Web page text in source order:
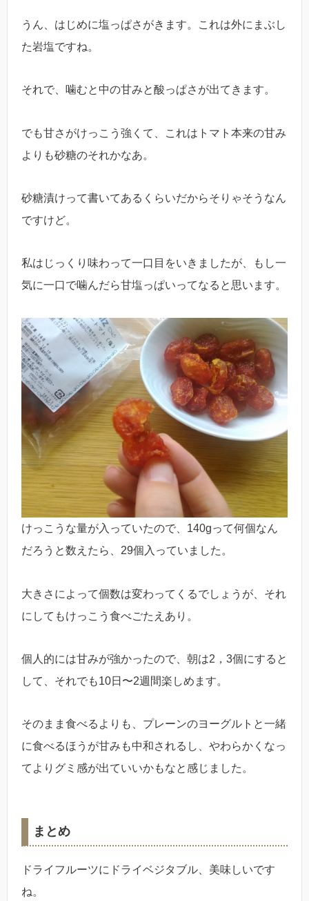
うん、はじめに塩っぱさがきます。これは外にまぶし
た岩塩ですね。
それで、噛むと中の甘みと酸っぱさが出てきます。
でも甘さがけっこう強くて、これはトマト本来の甘み
よりも砂糖のそれかなあ。
砂糖漬けって書いてあるくらいだからそりゃそうなん
ですけど。
私はじっくり味わって一口目をいきましたが、もし一
気に一口で噛んだら甘塩っぱいってなると思います。
けっこうな量が入っていたので、140gって何個なん
だろうと数えたら、29個入っていました。
大きさによって個数は変わってくるでしょうが、それ
にしてもけっこう食べごたえあり。
個人的には甘みが強かったので、朝は2，3個にすると
して、それでも10日〜2週間楽しめます。
そのまま食べるよりも、プレーンのヨーグルトと一緒
に食べるほうが甘みも中和されるし、やわらかくなっ
てよりグミ感が出ていいかもなと感じました。
まとめ
ドライフルーツにドライベジタブル、美味しいです
ね。